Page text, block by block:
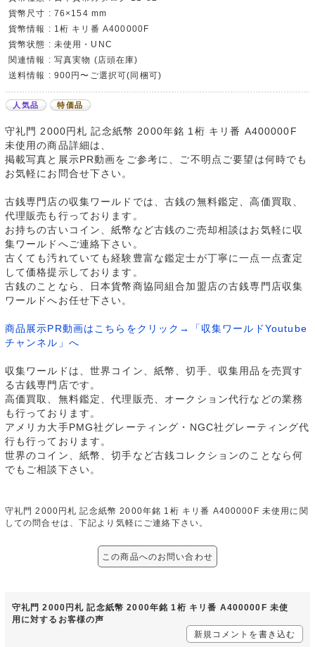
貨幣尺寸 : 76×154 mm
貨幣情報 : 1桁 キリ番 A400000F
貨幣状態 : 未使用・UNC
関連情報 : 写真実物 (店頭在庫)
送料情報 : 900円〜ご選択可(同梱可)
人気品 特価品
守礼門 2000円札 記念紙幣 2000年銘 1桁 キリ番 A400000F
未使用の商品詳細は、
掲載写真と展示PR動画をご参考に、ご不明点ご要望は何時でも
お気軽にお問合せ下さい。
古銭専門店の収集ワールドでは、古銭の無料鑑定、高価買取、
代理販売も行っております。
お持ちの古いコイン、紙幣など古銭のご売却相談はお気軽に収
集ワールドへご連絡下さい。
古くても汚れていても経験豊富な鑑定士が丁寧に一点一点査定
して価格提示しております。
古銭のことなら、日本貨幣商協同組合加盟店の古銭専門店収集
ワールドへお任せ下さい。
商品展示PR動画はこちらをクリック→「収集ワールドYoutube
チャンネル」へ
収集ワールドは、世界コイン、紙幣、切手、収集用品を売買す
る古銭専門店です。
高価買取、無料鑑定、代理販売、オークション代行などの業務
も行っております。
アメリカ大手PMG社グレーティング・NGC社グレーティング代
行も行っております。
世界のコイン、紙幣、切手など古銭コレクションのことなら何
でもご相談下さい。
守礼門 2000円札 記念紙幣 2000年銘 1桁 キリ番 A400000F 未使用に関
しての問合せは、下記より気軽にご連絡下さい。
この商品へのお問い合わせ
守礼門 2000円札 記念紙幣 2000年銘 1桁 キリ番 A400000F 未使
用に対するお客様の声
新規コメントを書き込む